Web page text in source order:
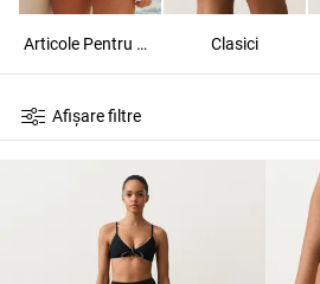
Articole Pentru Partea Inferioară Clasici
Afișare filtre